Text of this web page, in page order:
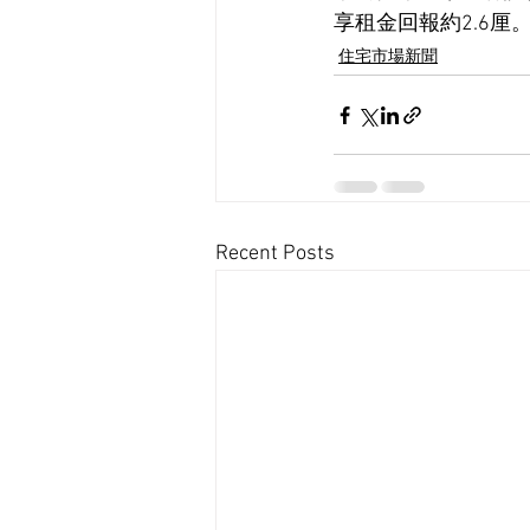
享租金回報約2.6厘
住宅市場新聞
Recent Posts